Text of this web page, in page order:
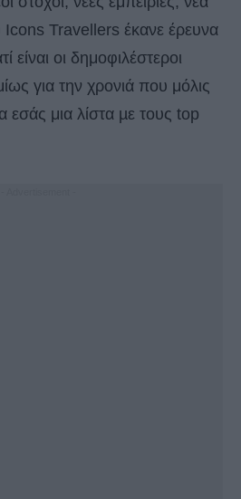
Icons Travellers έκανε έρευνα
είναι οι δημοφιλέστεροι
για την χρονιά που μόλις
εσάς μια λίστα µε τους top